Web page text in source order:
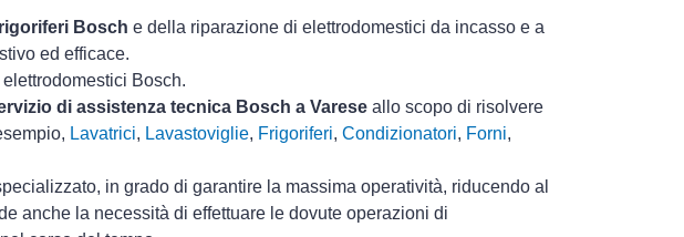
Bosch e della riparazione di elettrodomestici da incasso e a
ed efficace.
Bosch.
di assistenza tecnica Bosch a Varese allo scopo di risolvere
Lavatrici, Lavastoviglie, Frigoriferi, Condizionatori, Forni,
in grado di garantire la massima operatività, riducendo al
anche la necessità di effettuare le dovute operazioni di